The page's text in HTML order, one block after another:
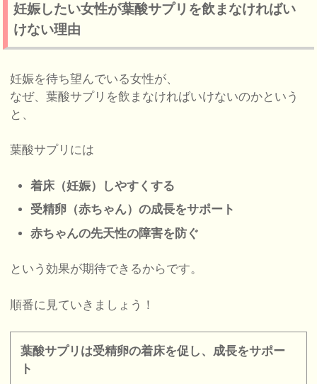
妊娠したい女性が葉酸サプリを飲まなければい
けない理由
妊娠を待ち望んでいる女性が、
なぜ、葉酸サプリを飲まなければいけないのかという
と、
葉酸サプリには
着床（妊娠）しやすくする
受精卵（赤ちゃん）の成長をサポート
赤ちゃんの先天性の障害を防ぐ
という効果が期待できるからです。
順番に見ていきましょう！
葉酸サプリは受精卵の着床を促し、成長をサポー
ト